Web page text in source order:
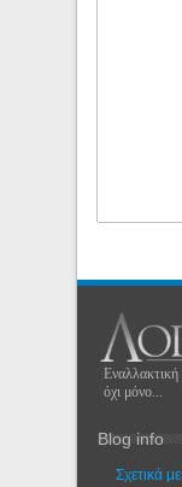
Εναλλακτική
όχι μόνο...
Blog info
Σχετικά